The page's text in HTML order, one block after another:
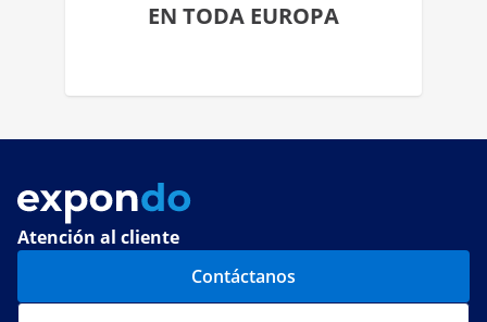
EN TODA EUROPA
Atención al cliente
Contáctanos